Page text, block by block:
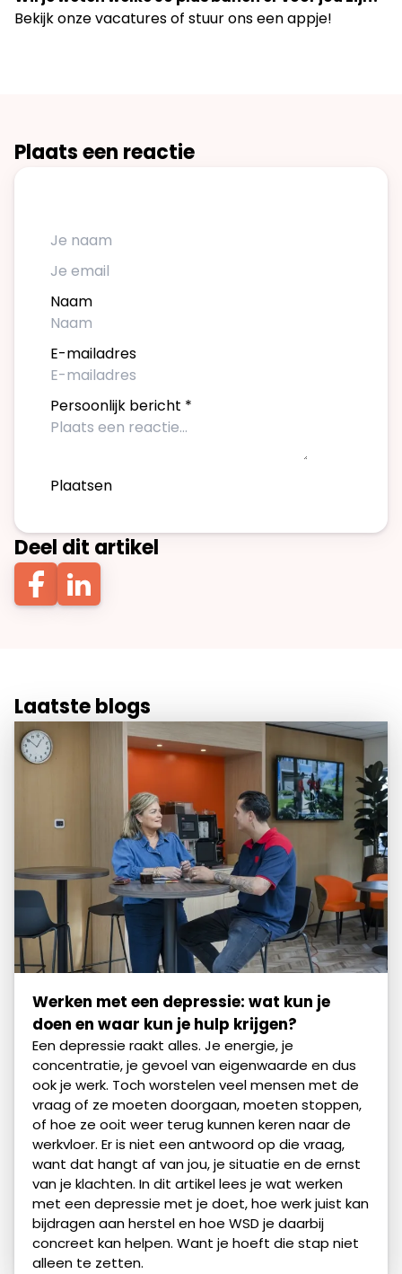
Bekijk onze vacatures of stuur ons een appje!
Plaats een reactie
Naam
E-mailadres
Persoonlijk bericht *
Plaatsen
Deel dit artikel
Laatste blogs
Werken met een depressie: wat kun je
doen en waar kun je hulp krijgen?
Een depressie raakt alles. Je energie, je
concentratie, je gevoel van eigenwaarde en dus
ook je werk. Toch worstelen veel mensen met de
vraag of ze moeten doorgaan, moeten stoppen,
of hoe ze ooit weer terug kunnen keren naar de
werkvloer. Er is niet een antwoord op die vraag,
want dat hangt af van jou, je situatie en de ernst
van je klachten. In dit artikel lees je wat werken
met een depressie met je doet, hoe werk juist kan
bijdragen aan herstel en hoe WSD je daarbij
concreet kan helpen. Want je hoeft die stap niet
alleen te zetten.